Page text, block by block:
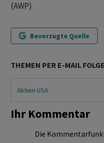
(AWP)
Bevorzugte Quelle
THEMEN PER E-MAIL
Aktien USA
Ihr Kommentar
Die